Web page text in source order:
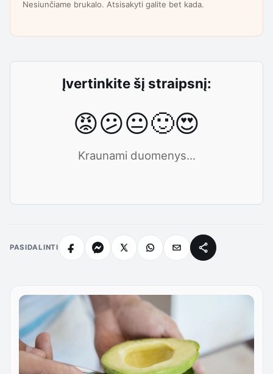
Nesiunčiame brukalo. Atsisakyti galite bet kada.
Įvertinkite šį straipsnį:
😡😕😐🙂😍
Kraunami duomenys...
PASIDALINTI